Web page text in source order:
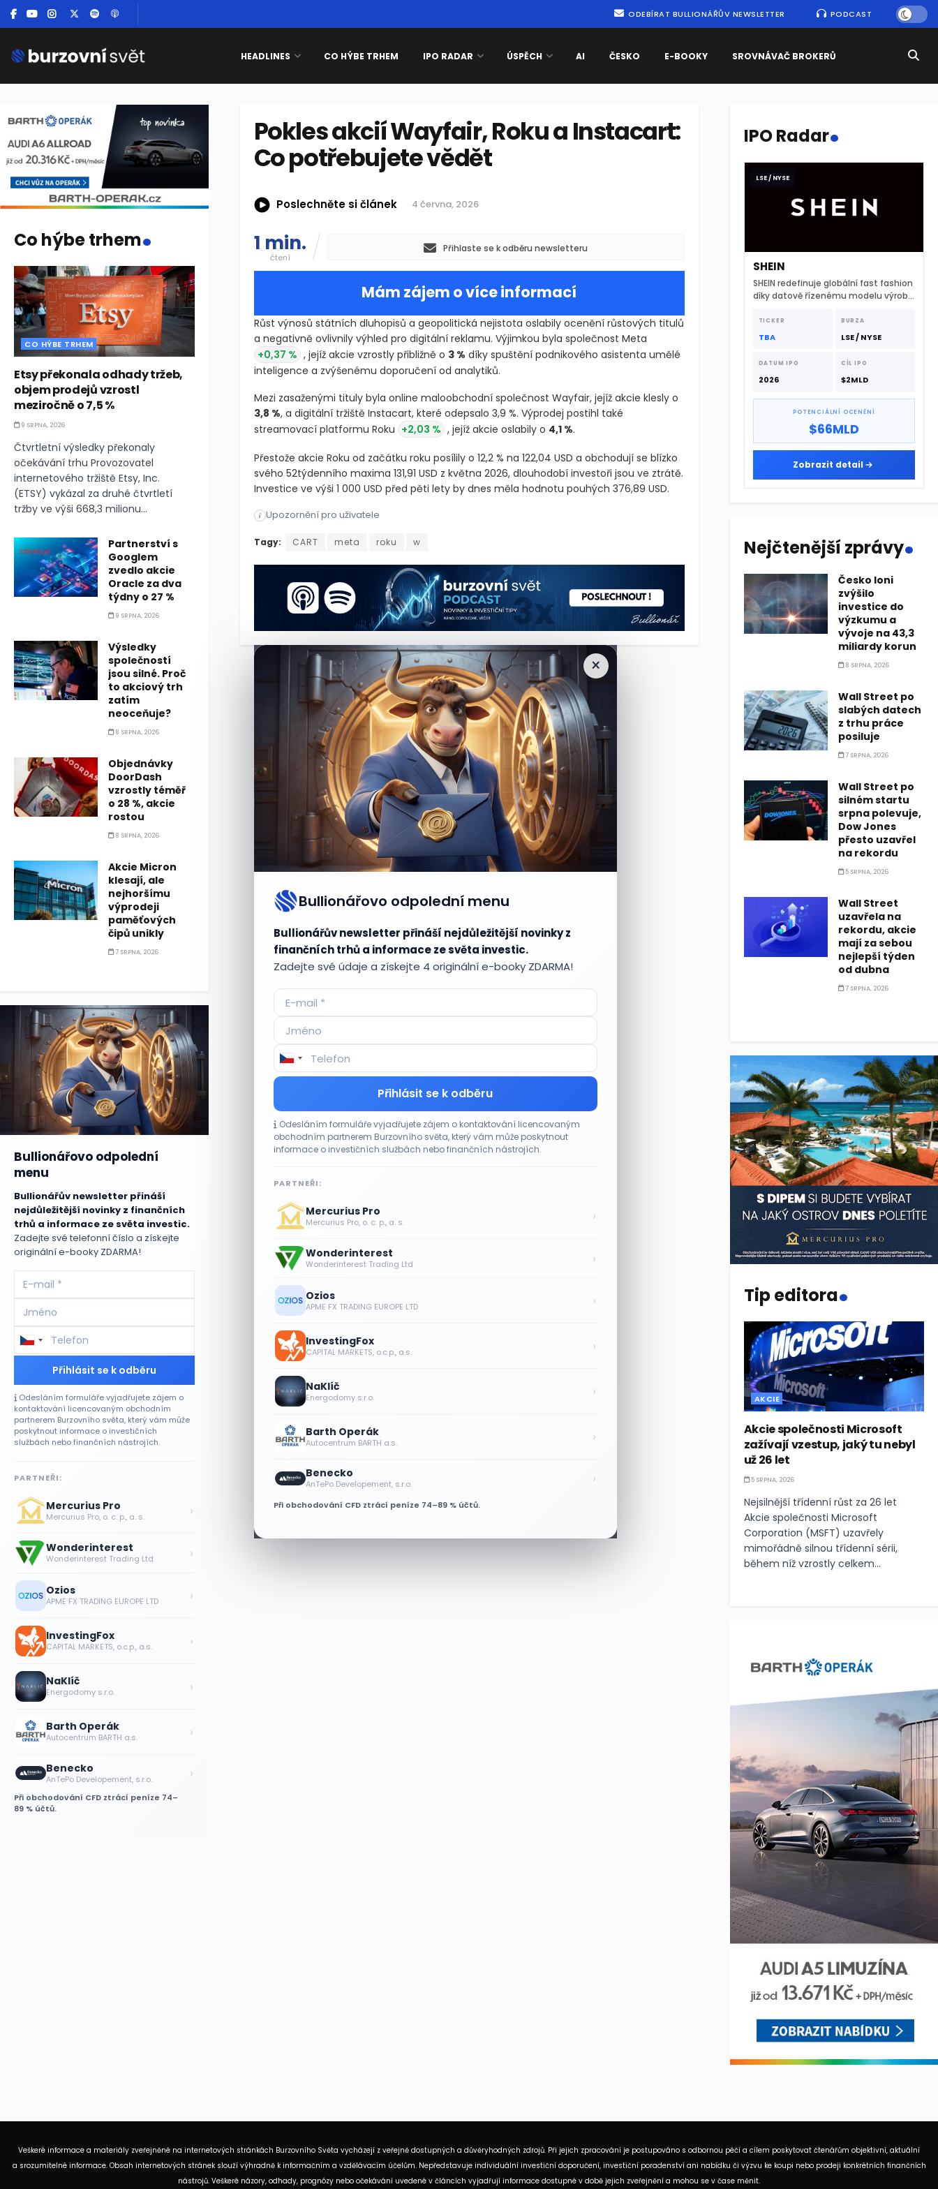
ODEBÍRAT BULLIONÁŘŮV NEWSLETTER PODCAST
HEADLINES CO HÝBE TRHEM IPO RADAR ÚSPĚCH AI ČESKO E-BOOKY SROVNÁVAČ BROKERŮ
Pokles akcií Wayfair, Roku a Instacart:
Co potřebujete vědět
Poslechněte si článek 4 června, 2026
1 min.
čtení
Přihlaste se k odběru newsletteru
Mám zájem o více informací
Růst výnosů státních dluhopisů a geopolitická nejistota oslabily ocenění růstových titulů
a negativně ovlivnily výhled pro digitální reklamu. Výjimkou byla společnost Meta
+0,37 % , jejíž akcie vzrostly přibližně o 3 % díky spuštění podnikového asistenta umělé
inteligence a zvýšenému doporučení od analytiků.
Mezi zasaženými tituly byla online maloobchodní společnost Wayfair, jejíž akcie klesly o
3,8 %, a digitální tržiště Instacart, které odepsalo 3,9 %. Výprodej postihl také
streamovací platformu Roku +2,03 % , jejíž akcie oslabily o 4,1 %.
Přestože akcie Roku od začátku roku posílily o 12,2 % na 122,04 USD a obchodují se blízko
svého 52týdenního maxima 131,91 USD z května 2026, dlouhodobí investoři jsou ve ztrátě.
Investice ve výši 1 000 USD před pěti lety by dnes měla hodnotu pouhých 376,89 USD.
Růst výnosů státních dluhopisů a geopolitická nejistota oslabily ocenění růstových titulů a negativně ovlivnily výhled pro digitální reklamu.
i Upozornění pro uživatele
Růst výnosů státních dluhopisů a geopolitická nejistota oslabily ocenění růstových titulů a negativně ovlivnily výhled pro digitální reklamu.
Tagy: CART meta roku w
×
Bullionářovo odpolední menu
Bullionářův newsletter přináší nejdůležitější novinky z
finančních trhů a informace ze světa investic.
Zadejte své údaje a získejte 4 originální e-booky ZDARMA!
Přihlásit se k odběru
Odesláním formuláře vyjadřujete zájem o kontaktování licencovaným
obchodním partnerem Burzovního světa, který vám může poskytnout
informace o investičních službách nebo finančních nástrojích.
PARTNEŘI:
Mercurius Pro
Mercurius Pro, o. c. p., a. s. ›
Wonderinterest
Wonderinterest Trading Ltd ›
Ozios
APME FX TRADING EUROPE LTD ›
InvestingFox
CAPITAL MARKETS, o.c.p., a.s. ›
NaKlíč
Energodomy s.r.o. ›
Barth Operák
Autocentrum BARTH a.s. ›
Benecko
AnTePo Developement, s.r.o. ›
Při obchodování CFD ztrácí peníze 74–89 % účtů.
Co hýbe trhem.
CO HÝBE TRHEM
Etsy překonala odhady tržeb,
objem prodejů vzrostl
meziročně o 7,5 %
9 SRPNA, 2026
Čtvrtletní výsledky překonaly
očekávání trhu Provozovatel
internetového tržiště Etsy, Inc.
(ETSY) vykázal za druhé čtvrtletí
tržby ve výši 668,3 milionu...
Partnerství s
Googlem
zvedlo akcie
Oracle za dva
týdny o 27 %
9 SRPNA, 2026
Výsledky
společností
jsou silné. Proč
to akciový trh
zatím
neoceňuje?
8 SRPNA, 2026
Objednávky
DoorDash
vzrostly téměř
o 28 %, akcie
rostou
8 SRPNA, 2026
Akcie Micron
klesají, ale
nejhoršímu
výprodeji
paměťových
čipů unikly
7 SRPNA, 2026
Bullionářovo odpolední
menu
Bullionářův newsletter přináší
nejdůležitější novinky z finančních
trhů a informace ze světa investic.
Zadejte své telefonní číslo a získejte
originální e-booky ZDARMA!
Přihlásit se k odběru
Odesláním formuláře vyjadřujete zájem o
kontaktování licencovaným obchodním
partnerem Burzovního světa, který vám může
poskytnout informace o investičních
službách nebo finančních nástrojích.
PARTNEŘI:
Mercurius Pro
Mercurius Pro, o. c. p., a. s. ›
Wonderinterest
Wonderinterest Trading Ltd ›
Ozios
APME FX TRADING EUROPE LTD ›
InvestingFox
CAPITAL MARKETS, o.c.p., a.s. ›
NaKlíč
Energodomy s.r.o. ›
Barth Operák
Autocentrum BARTH a.s. ›
Benecko
AnTePo Developement, s.r.o. ›
Při obchodování CFD ztrácí peníze 74–
89 % účtů.
IPO Radar.
LSE / NYSE
SHEIN
SHEIN redefinuje globální fast fashion
díky datově řízenému modelu výroby
dodavatelskému řetězci.
TICKER
TBA
BURZA
LSE / NYSE
DATUM IPO
2026
CÍL IPO
$2MLD
POTENCIÁLNÍ OCENĚNÍ
$66MLD
Zobrazit detail
Nejčtenější zprávy.
Česko loni
zvýšilo
investice do
výzkumu a
vývoje na 43,3
miliardy korun
8 SRPNA, 2026
Wall Street po
slabých datech
z trhu práce
posiluje
7 SRPNA, 2026
Wall Street po
silném startu
srpna polevuje,
Dow Jones
přesto uzavřel
na rekordu
5 SRPNA, 2026
Wall Street
uzavřela na
rekordu, akcie
mají za sebou
nejlepší týden
od dubna
7 SRPNA, 2026
Tip editora.
AKCIE
Akcie společnosti Microsoft
zažívají vzestup, jaký tu nebyl
už 26 let
5 SRPNA, 2026
Nejsilnější třídenní růst za 26 let
Akcie společnosti Microsoft
Corporation (MSFT) uzavřely
mimořádně silnou třídenní sérii,
během níž vzrostly celkem...
Veškeré informace a materiály zveřejněné na internetových stránkách Burzovního Světa vycházejí z veřejně dostupných a důvěryhodných zdrojů. Při jejich zpracování je postupováno s odbornou péčí a cílem poskytovat čtenářům objektivní, aktuální
a srozumitelné informace. Obsah internetových stránek slouží výhradně k informačním a vzdělávacím účelům. Nepředstavuje individuální investiční doporučení, investiční poradenství ani nabídku či výzvu ke koupi nebo prodeji konkrétních finančních
nástrojů. Veškeré názory, odhady, prognózy nebo očekávání uvedené v článcích vyjadřují informace dostupné v době jejich zveřejnění a mohou se v čase měnit.